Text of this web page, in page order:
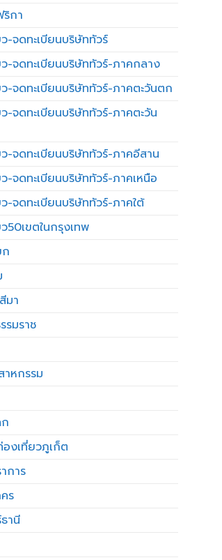
กา
-จดทะเบียนบริษัททัวร์
-จดทะเบียนบริษัททัวร์-ภาคกลาง
-จดทะเบียนบริษัททัวร์-ภาคตะวันตก
-จดทะเบียนบริษัททัวร์-ภาคตะวัน
-จดทะเบียนบริษัททัวร์-ภาคอีสาน
-จดทะเบียนบริษัททัวร์-ภาคเหนือ
-จดทะเบียนบริษัททัวร์-ภาคใต้
50เขตในกรุงเทพ
มา
รมราช
หกรรม
งเที่ยวภูเก็ต
การ
ร
านี